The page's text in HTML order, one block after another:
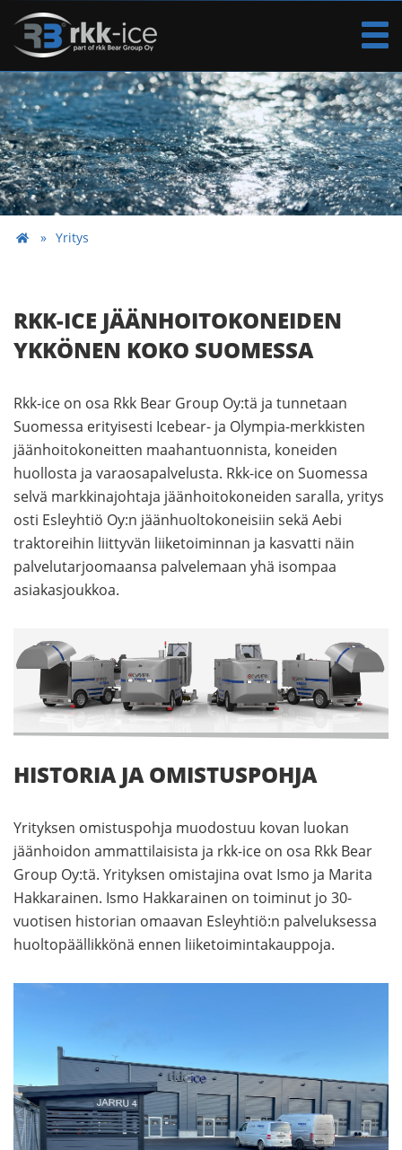
Yritys
RKK-ICE JÄÄNHOITOKONEIDEN
YKKÖNEN KOKO SUOMESSA
Rkk-ice on osa Rkk Bear Group Oy:tä ja tunnetaan
Suomessa erityisesti Icebear- ja Olympia-merkkisten
jäänhoitokoneitten maahantuonnista, koneiden
huollosta ja varaosapalvelusta. Rkk-ice on Suomessa
selvä markkinajohtaja jäänhoitokoneiden saralla, yritys
osti Esleyhtiö Oy:n jäänhuoltokoneisiin sekä Aebi
traktoreihin liittyvän liiketoiminnan ja kasvatti näin
palvelutarjoomaansa palvelemaan yhä isompaa
asiakasjoukkoa.
HISTORIA JA OMISTUSPOHJA
Yrityksen omistuspohja muodostuu kovan luokan
jäänhoidon ammattilaisista ja rkk-ice on osa Rkk Bear
Group Oy:tä. Yrityksen omistajina ovat Ismo ja Marita
Hakkarainen. Ismo Hakkarainen on toiminut jo 30-
vuotisen historian omaavan Esleyhtiö:n palveluksessa
huoltopäällikkönä ennen liiketoimintakauppoja.